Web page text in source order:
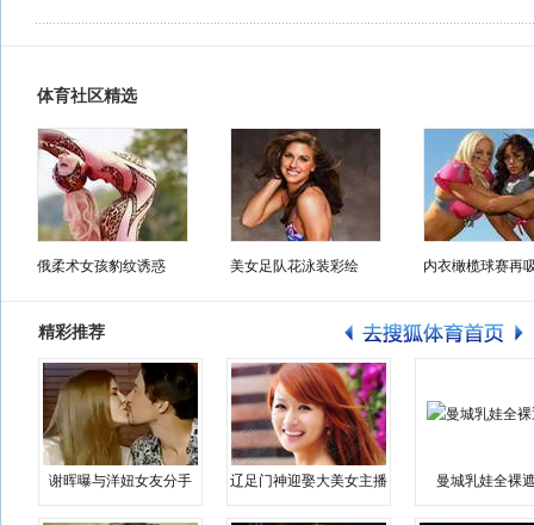
体育社区精选
俄柔术女孩豹纹诱惑 美女足队花泳装彩绘 内衣橄榄球赛再
精彩推荐
谢晖曝与洋妞女友分手 辽足门神迎娶大美女主播 曼城乳娃全裸